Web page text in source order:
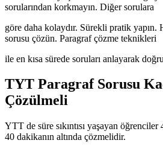
sorularından korkmayın. Diğer sorulara
göre daha kolaydır. Sürekli pratik yapın.
sorusu çözün. Paragraf çözme teknikleri
ile en kısa sürede soruları anlayarak
TYT Paragraf Sorusu
Çözülmeli
YTT de süre sıkıntısı yaşayan
40 dakikanın altında çözmelidir.